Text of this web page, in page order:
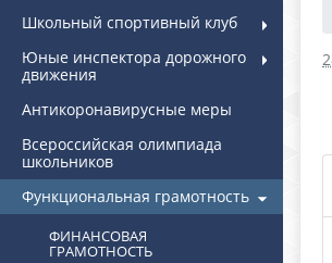
Школьный спортивный клуб
Юные инспектора дорожного
движения
Антикоронавирусные меры
Всероссийская олимпиада
школьников
Функциональная грамотность
ФИНАНСОВАЯ
ГРАМОТНОСТЬ